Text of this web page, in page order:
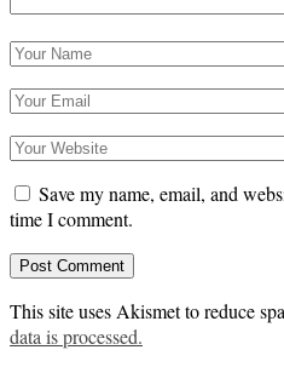
Save my name, email, and
time I comment.
This site uses Akismet to reduce
data is processed.